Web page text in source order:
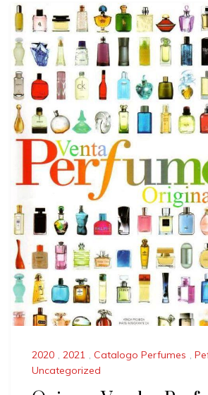
2020 , 2021 , Catalogo Perfumes ,
Uncategorized